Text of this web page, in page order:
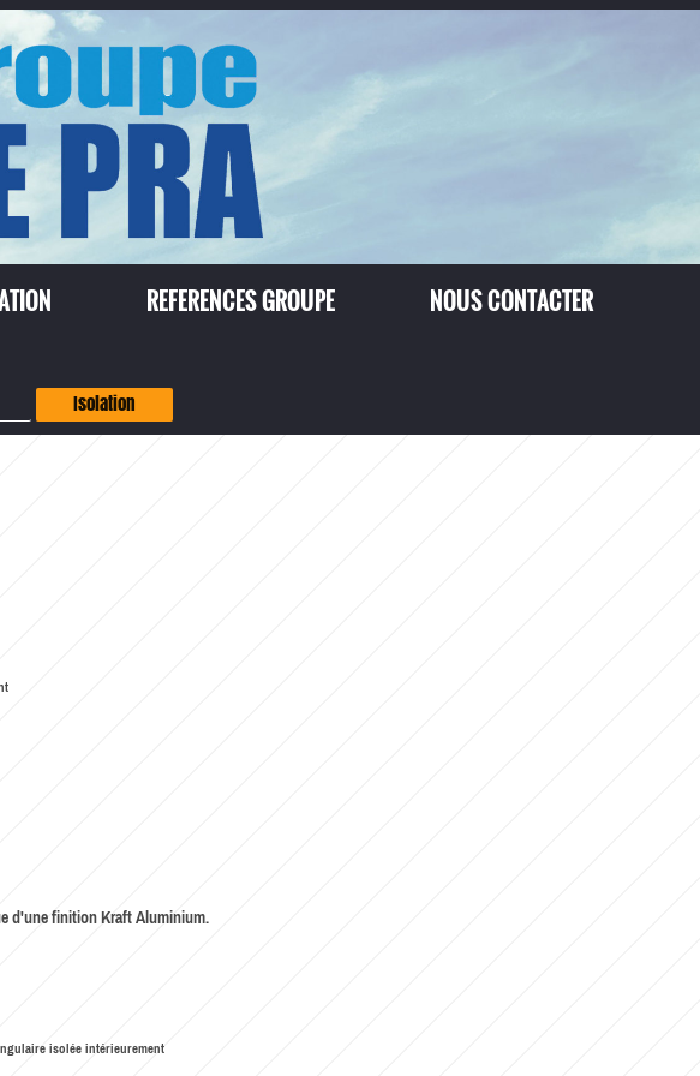
REFERENCES GROUPE
NOUS CONTACTER
Isolation
d'une finition Kraft Aluminium.
isolée intérieurement